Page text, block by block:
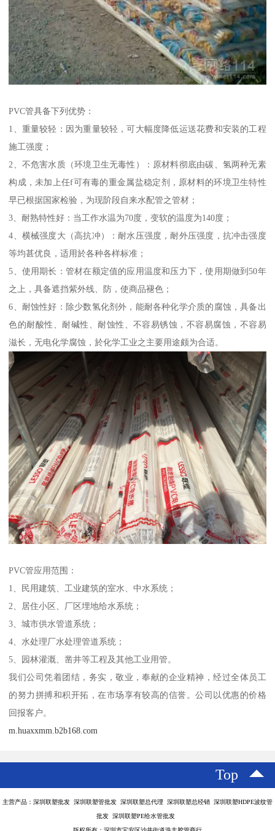
PVC管具备下列优势：
1、重量较轻：因为重量较轻，可大幅度降低运送花费和安装的工程
施工强度；
2、不危害水质（环境卫生无毒性）：原材料彻底由碳、氢两种无素
构成，未加上任f可有毒的重金属盐稳定剂，原材料的环境卫生特性
早已根据国家检验，为现阶段自来水配管之管材；
3、耐熟特性好：当工作水温为70度，变软的温度为140度；
4、横械强度大（高抗冲）：耐水压强度，耐外压强度，抗冲击强度
等均甚优良，适用於各种各样标准；
5、使用期长：管材在额定值的应用温度和压力下，使用期做到50年
之上，具备遮挡紫外线、防，使商品褪色；
6、耐蚀性好：除少数氢化剂外，能耐各种化学介质的腐蚀，具备出
色的耐酸性、耐碱性、耐蚀性、不容易锈蚀，不容易腐蚀，不容易
滋长，无电化学腐蚀，於化学工业之主要用途颇为合适。
PVC管应用范围：
1、民用建筑、工业建筑的室水、中水系统；
2、居住小区、厂区埋地给水系统；
3、城市供水管道系统；
4、水处理厂水处理管道系统；
5、园林灌溉、凿井等工程及其他工业用管。
我们公司凭着团结，务实，敬业，奉献的企业精神，经过全体员工
的努力拼搏和积开拓，在市场享有较高的信誉。公司以优惠的价格
回报客户。
m.huaxxmm.b2b168.com
Top
主营产品：深圳联塑批发 深圳联塑管批发 深圳联塑总代理 深圳联塑总经销 深圳联塑HDPE波纹管
批发 深圳联塑PE给水管批发